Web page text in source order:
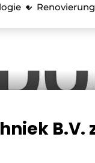
B.V.